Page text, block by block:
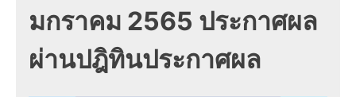
มกราคม 2565 ประกาศผล
ผ่านปฎิทินประกาศผล